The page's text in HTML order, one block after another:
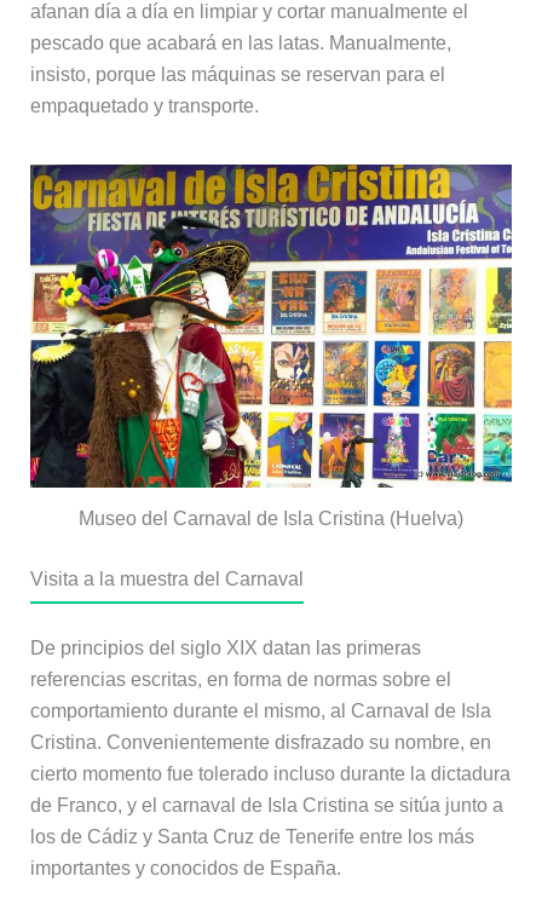
afanan día a día en limpiar y cortar manualmente el
pescado que acabará en las latas. Manualmente,
insisto, porque las máquinas se reservan para el
empaquetado y transporte.
Museo del Carnaval de Isla Cristina (Huelva)
Visita a la muestra del Carnaval
De principios del siglo XIX datan las primeras
referencias escritas, en forma de normas sobre el
comportamiento durante el mismo, al Carnaval de Isla
Cristina. Convenientemente disfrazado su nombre, en
cierto momento fue tolerado incluso durante la dictadura
de Franco, y el carnaval de Isla Cristina se sitúa junto a
los de Cádiz y Santa Cruz de Tenerife entre los más
importantes y conocidos de España.